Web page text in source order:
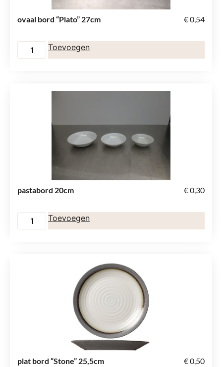
ovaal bord “Plato” 27cm €0,54
Toevoegen
pastabord 20cm €0,30
Toevoegen
plat bord “Stone” 25,5cm €0,50